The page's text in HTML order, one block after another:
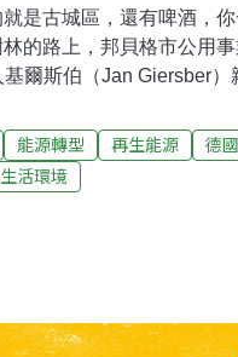
就是古城區，還有啤酒，
的路上，邦貝格市公用
爾斯伯（Jan Giersber
屋」標準興建的游泳中
多一詞創自邦貝格與加勒
情的大型水上娛樂中心，
被動式房屋」源自德國
能源轉型 再生能源 德國
生活環境